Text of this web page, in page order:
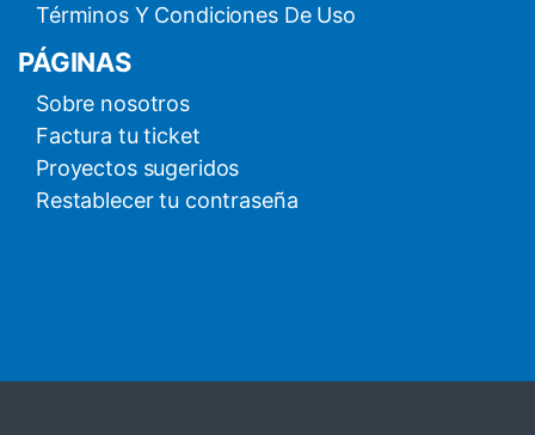
Términos Y Condiciones De Uso
PÁGINAS
Sobre nosotros
Factura tu ticket
Proyectos sugeridos
Restablecer tu contraseña